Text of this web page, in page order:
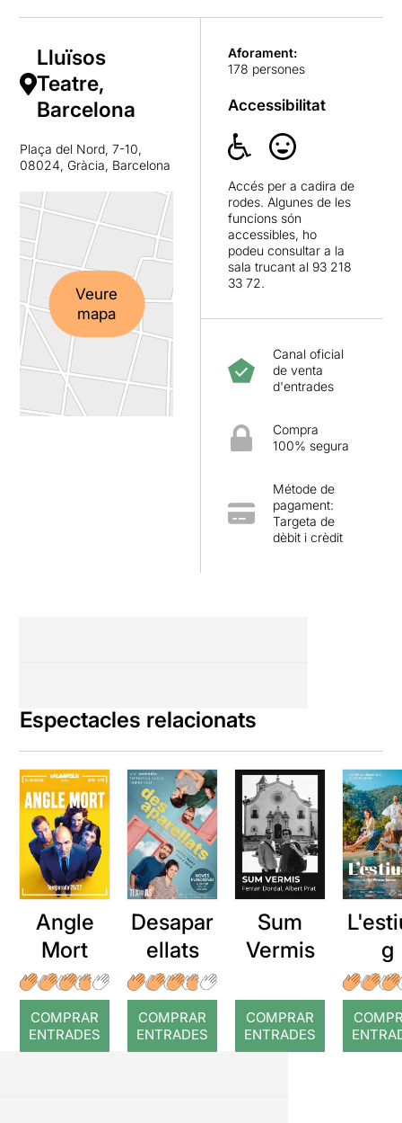
Lluïsos
Teatre,
Barcelona
Plaça del Nord, 7-10,
08024, Gràcia, Barcelona
Veure
mapa
Aforament:
178 persones
Accessibilitat
Accés per a cadira de
rodes. Algunes de les
funcions són
accessibles, ho
podeu consultar a la
sala trucant al 93 218
33 72.
Canal oficial
de venta
d'entrades
Compra
100% segura
Métode de
pagament:
Targeta de
dèbit i crèdit
Espectacles relacionats
Angle
Mort
COMPRAR
ENTRADES
Desapar
ellats
COMPRAR
ENTRADES
Sum
Vermis
COMPRAR
ENTRADES
g